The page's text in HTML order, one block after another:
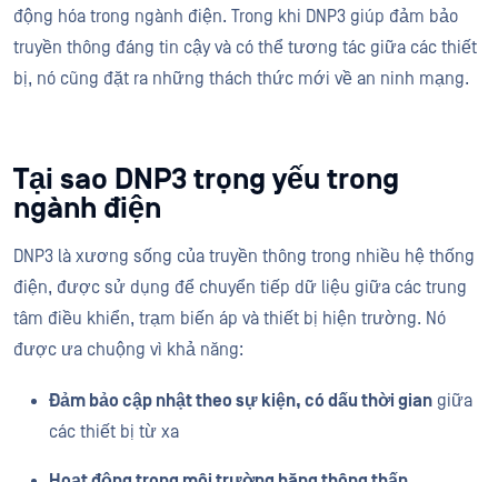
động hóa trong ngành điện. Trong khi DNP3 giúp đảm bảo
truyền thông đáng tin cậy và có thể tương tác giữa các thiết
bị, nó cũng đặt ra những thách thức mới về an ninh mạng.
Tại sao DNP3 trọng yếu trong
ngành điện
DNP3 là xương sống của truyền thông trong nhiều hệ thống
điện, được sử dụng để chuyển tiếp dữ liệu giữa các trung
tâm điều khiển, trạm biến áp và thiết bị hiện trường. Nó
được ưa chuộng vì khả năng:
Đảm bảo cập nhật theo sự kiện, có dấu thời gian giữa
các thiết bị từ xa